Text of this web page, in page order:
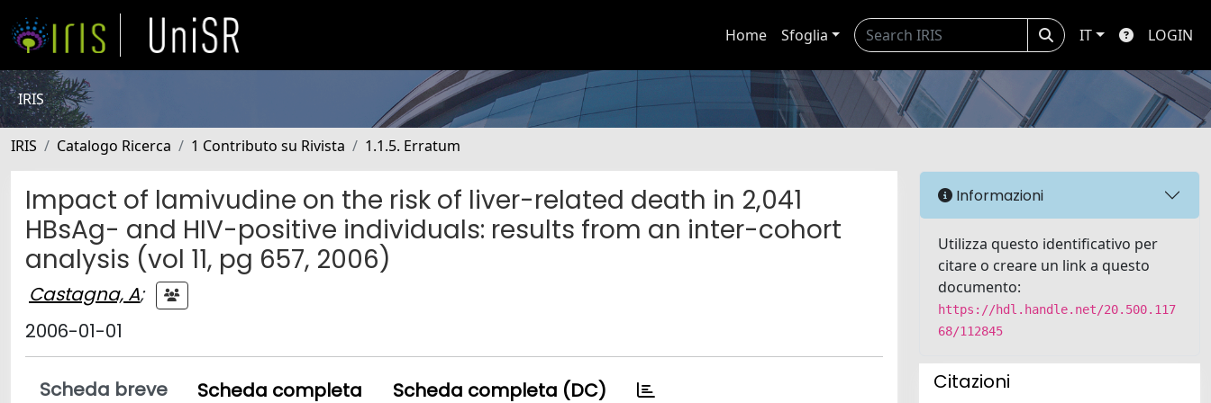
Home Sfoglia IT LOGIN
IRIS
IRIS Catalogo Ricerca 1 Contributo su Rivista 1.1.5. Erratum
Impact of lamivudine on the risk of liver-related death in 2,041
HBsAg- and HIV-positive individuals: results from an inter-cohort
analysis (vol 11, pg 657, 2006)
Castagna, A;
2006-01-01
Scheda breve Scheda completa Scheda completa (DC)
Informazioni
Utilizza questo identificativo per
citare o creare un link a questo
documento:
https://hdl.handle.net/20.500.117
68/112845
Citazioni